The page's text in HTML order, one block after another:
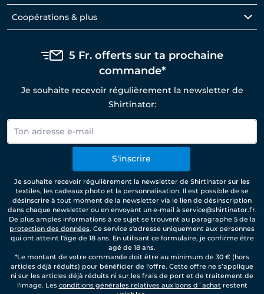
Coopérations & plus
5 Fr. offerts sur ta prochaine
commande*
Je souhaite recevoir régulièrement la newsletter de
Shirtinator:
S'inscrire
Je souhaite recevoir régulièrement la newsletter de Shirtinator sur les
textiles, les cadeaux photo et la personnalisation. Il est possible de se
désinscrire à tout moment de la newsletter via le lien de désinscription
dans chaque newsletter ou en envoyant un e-mail à service@shirtinator.fr.
De plus amples informations à ce sujet se trouvent au paragraphe 5 de la
protection des données. Ce service s'adresse uniquement aux personnes
qui ont atteint l'âge de 18 ans. En utilisant ce formulaire, je confirme être
agé de 18 ans.
*Le montant de votre commande doit être au minimum de 30 € (hors
articles déjà réduits) pour bénéficier de l'offre. Cette offre ne s’applique
ni sur les articles déjà réduits ni sur les frais de port et de traitement de
l'image. Les conditions générales relatives aux bons d´achatrestent